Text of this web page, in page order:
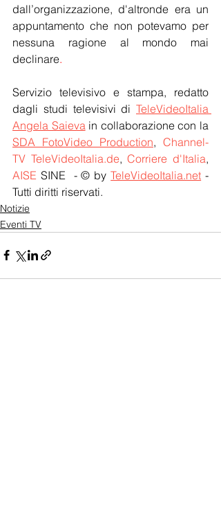
dall’organizzazione, d'altronde era un
appuntamento che non potevamo per
nessuna ragione al mondo mai
declinare.
Servizio televisivo e stampa, redatto
dagli studi televisivi di TeleVideoItalia
Angela Saieva
SDA FotoVideo Production, Channel-
TV TeleVideoItalia.de, Corriere d'Italia
AISE SINE  - © by TeleVideoItalia.net -
Tutti diritti riservati.
Notizie
Eventi TV